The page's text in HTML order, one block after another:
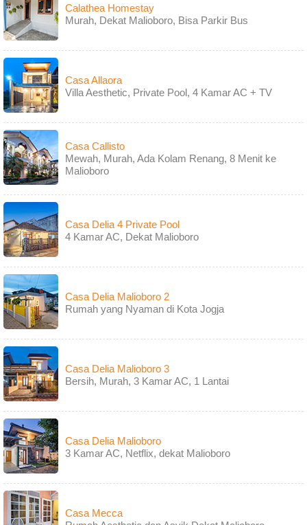
Calathea Homestay
Murah, Dekat Malioboro, Bisa Parkir Bus
Casa Allaora
Villa Aesthetic, Private Pool, 4 Kamar AC + TV
Casa Callisto
Mewah, Murah, Ada Kolam Renang, 8 Menit ke
Malioboro
Casa Delia 4 Private Pool
4 Kamar AC, Dekat Malioboro
Casa Delia Malioboro 2
Rumah yang Nyaman di Kota Jogja
Casa Delia Malioboro 3
Bersih, Murah, 3 Kamar AC, 1 Lantai
Casa Delia Malioboro
3 Kamar AC, Netflix, dekat Malioboro
Casa Mecca